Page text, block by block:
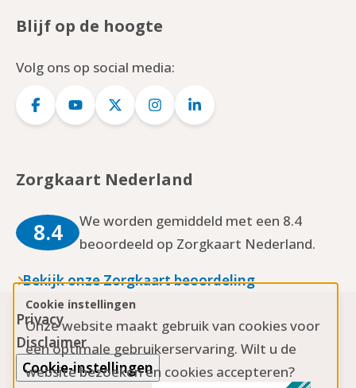
Cookie instellingen
Onze website maakt gebruik van cookies voor
een optimale gebruikerservaring. Wilt u de
website bezoeken en cookies accepteren?
Blijf op de hoogte
Volg ons op social media:
Logo
Logo
Logo
Logo
Logo
Zorgkaart Nederland
8.4
We worden gemiddeld met een 8.4
beoordeeld op Zorgkaart Nederland.
Bekijk onze Zorgkaart beoordeling
Privacy
Disclaimer
Cookie-instellingen